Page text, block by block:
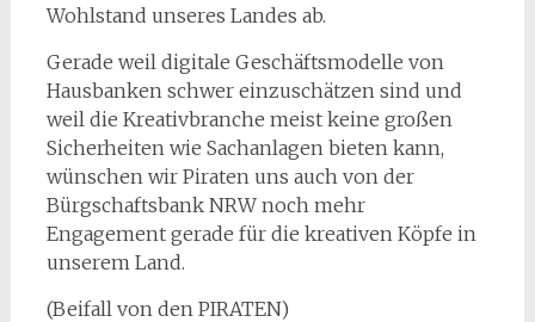
Wohlstand unseres Landes ab.
Gerade weil digitale Geschäftsmodelle von
Hausbanken schwer einzuschätzen sind und
weil die Kreativbranche meist keine großen
Sicherheiten wie Sachanlagen bieten kann,
wünschen wir Piraten uns auch von der
Bürgschaftsbank NRW noch mehr
Engagement gerade für die kreativen Köpfe in
unserem Land.
(Beifall von den PIRATEN)